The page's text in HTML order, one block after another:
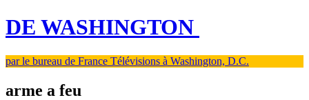
DE WASHINGTON
par le bureau de France Télévisions à Washington, D.C.
arme a feu